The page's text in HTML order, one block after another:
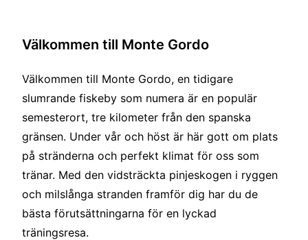
Välkommen till Monte Gordo
Välkommen till Monte Gordo, en tidigare
slumrande fiskeby som numera är en populär
semesterort, tre kilometer från den spanska
gränsen. Under vår och höst är här gott om plats
på stränderna och perfekt klimat för oss som
tränar. Med den vidsträckta pinjeskogen i ryggen
och milslånga stranden framför dig har du de
bästa förutsättningarna för en lyckad
träningsresa.